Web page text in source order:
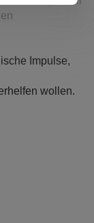
Impulse,
wollen.